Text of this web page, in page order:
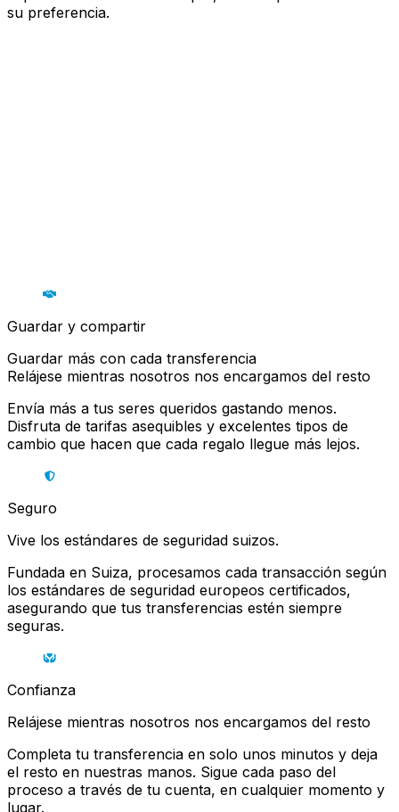
su preferencia.
Guardar y compartir
Guardar más con cada transferencia
Relájese mientras nosotros nos encargamos del resto
Envía más a tus seres queridos gastando menos.
Disfruta de tarifas asequibles y excelentes tipos de
cambio que hacen que cada regalo llegue más lejos.
Seguro
Vive los estándares de seguridad suizos.
Fundada en Suiza, procesamos cada transacción según
los estándares de seguridad europeos certificados,
asegurando que tus transferencias estén siempre
seguras.
Confianza
Relájese mientras nosotros nos encargamos del resto
Completa tu transferencia en solo unos minutos y deja
el resto en nuestras manos. Sigue cada paso del
proceso a través de tu cuenta, en cualquier momento y
lugar.